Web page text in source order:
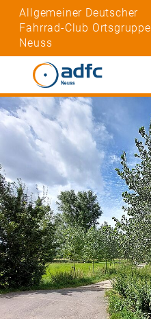
Allgemeiner Deutscher
Fahrrad-Club Ortsgruppe
Neuss